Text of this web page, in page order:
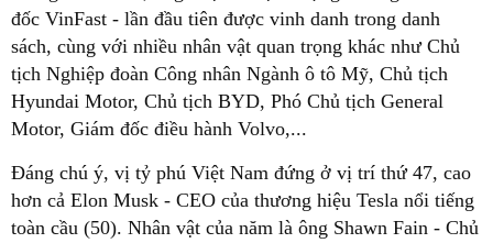
đốc VinFast - lần đầu tiên được vinh danh trong danh
sách, cùng với nhiều nhân vật quan trọng khác như Chủ
tịch Nghiệp đoàn Công nhân Ngành ô tô Mỹ, Chủ tịch
Hyundai Motor, Chủ tịch BYD, Phó Chủ tịch General
Motor , Giám đốc điều hành Volvo,...
Đáng chú ý, vị tỷ phú Việt Nam đứng ở vị trí thứ 47, cao
hơn cả Elon Musk - CEO của thương hiệu Tesla nổi tiếng
toàn cầu (50). Nhân vật của năm là ông Shawn Fain - Chủ